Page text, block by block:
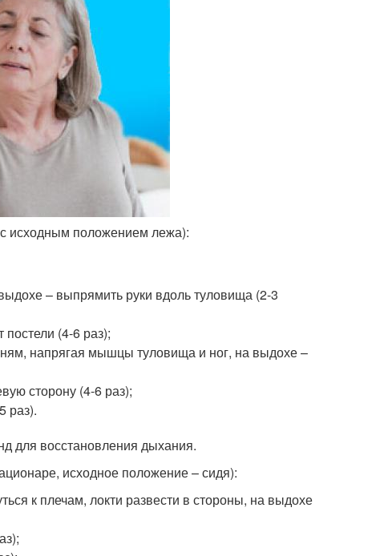
исходным положением лежа):
– выпрямить руки вдоль туловища (2-3
(4-6 раз);
напрягая мышцы туловища и ног, на выдохе –
сторону (4-6 раз);
раз).
для восстановления дыхания.
исходное положение – сидя):
к плечам, локти развести в стороны, на выдохе